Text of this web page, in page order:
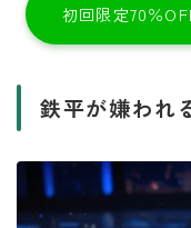
初回限定70％
鉄平が嫌われ